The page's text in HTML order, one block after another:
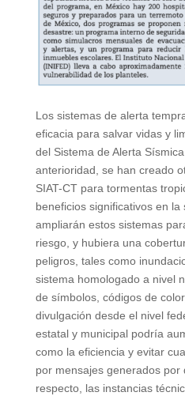
Los sistemas de alerta
eficacia para salvar vidas y
del Sistema de Alerta
anterioridad, se han creado
SIAT-CT para tormentas
beneficios significativos en
ampliarán estos sistemas
riesgo, y hubiera una
peligros, tales como
sistema homologado a nivel
de símbolos, códigos de
divulgación desde el nivel
estatal y municipal podría
como la eficiencia y evitar
por mensajes generados por
respecto, las instancias